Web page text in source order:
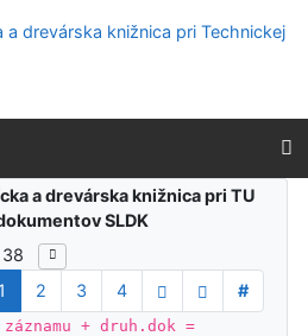
a drevárska knižnica pri TU
SLDK
38
1
2 3 4
#
+ druh.dok =